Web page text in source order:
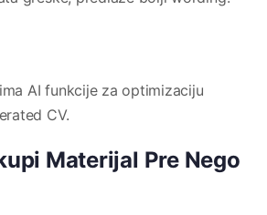
AI funkcije za optimizaciju
CV.
Materijal Pre Nego